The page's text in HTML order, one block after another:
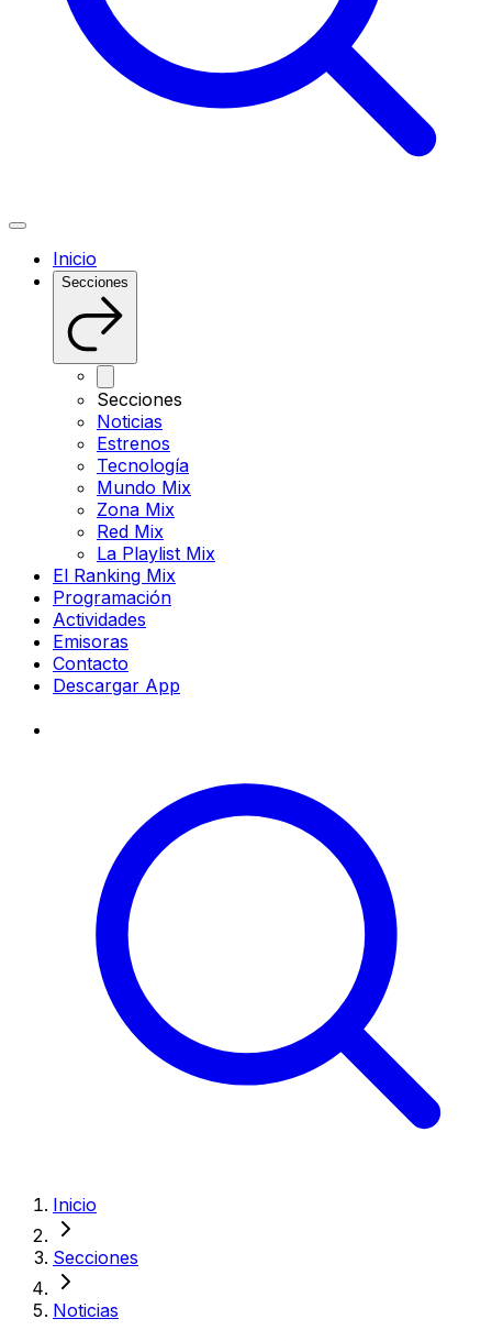
Inicio
Secciones
Secciones
Noticias
Estrenos
Tecnología
Mundo Mix
Zona Mix
Red Mix
La Playlist Mix
El Ranking Mix
Programación
Actividades
Emisoras
Contacto
Descargar App
Inicio
Secciones
Noticias